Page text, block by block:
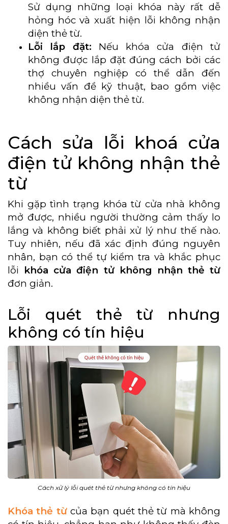
Sử dụng những loại khóa này rất dễ
hỏng hóc và xuất hiện lỗi không nhận
diện thẻ từ.
Lỗi lắp đặt: Nếu khóa cửa điện tử
không được lắp đặt đúng cách bởi các
thợ chuyên nghiệp có thể dẫn đến
nhiều vấn đề kỹ thuật, bao gồm việc
không nhận diện thẻ từ.
Cách sửa lỗi khoá cửa
điện tử không nhận thẻ
từ
Khi gặp tình trạng khóa từ cửa nhà không
mở được, nhiều người thường cảm thấy lo
lắng và không biết phải xử lý như thế nào.
Tuy nhiên, nếu đã xác định đúng nguyên
nhân, bạn có thể tự kiểm tra và khắc phục
lỗi khóa cửa điện tử không nhận thẻ từ
đơn giản.
Lỗi quét thẻ từ nhưng
không có tín hiệu
Cách xử lý lỗi quét thẻ từ nhưng không có tín hiệu
Khóa thẻ từcủa bạn quét thẻ từ mà không